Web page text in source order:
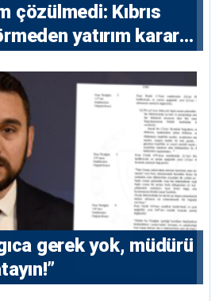
çözülmedi: Kıbrıs
yatırım kararı
gerek yok, müdürü